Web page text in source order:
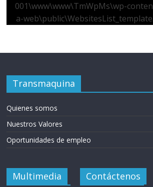
001\www\www\TmWpMs\wp-
a-
Transmaquina
Quienes somos
Nuestros Valores
Oportunidades de empleo
Multimedia Contáctenos